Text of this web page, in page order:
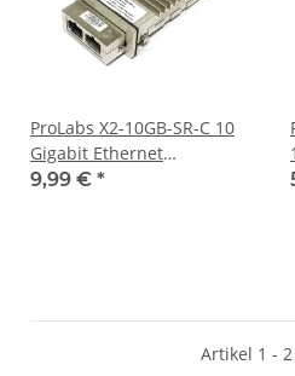
ProLabs X2-10GB-SR-C 10
Gigabit Ethernet
Transceiver Module MMF
9,99 € *
Artikel 1 -